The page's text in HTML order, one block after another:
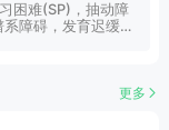
困难(SP)，抽动障
障碍，发育迟缓，
更多